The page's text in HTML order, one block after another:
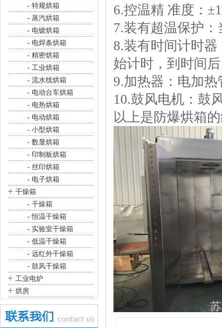
- 特规烘箱
- 蒸汽烘箱
- 电镀烘箱
- 电焊条烘箱
- 精密烘箱
- 工业烘箱
- 流水线烘箱
- 电动台车烘箱
- 电热烘箱
- 电动烘箱
- 小型烘箱
- 数显烘箱
- 印制板烘箱
- 丝印烘箱
- 电子烘箱
+ 干燥箱
- 干燥箱
- 恒温干燥箱
- 实验室干燥箱
- 低温干燥箱
- 远红外干燥箱
- 鼓风干燥箱
+ 工业电炉
+ 烘房
6.控温精 准度：
7.装有超温保护
8.装有时间计时
始计时，到时间
9.加热器：电加
10.鼓风电机：鼓
以上是防爆烘箱